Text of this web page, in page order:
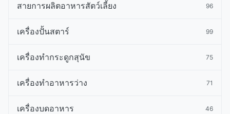
สายการผลิตอาหารสัตว์เลี้ยง 96
เครื่องปั้นสตาร์ 99
เครื่องทำกระดูกสุนัข 75
เครื่องทําอาหารว่าง 71
เครื่องบดอาหาร 46